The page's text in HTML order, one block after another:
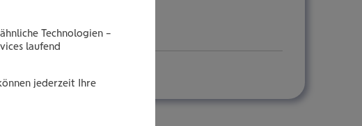
Technologien –
laufend
jederzeit Ihre